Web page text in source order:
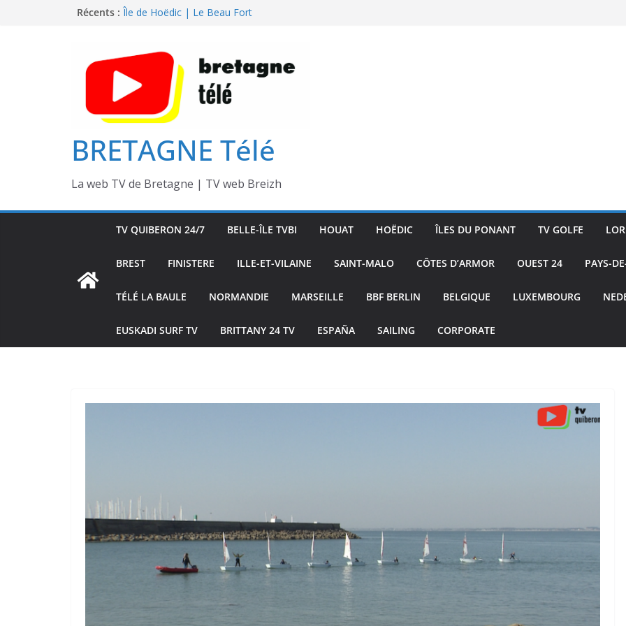
Récents : Île de Hoëdic | Dimanche le Jour du Zodiac
Île de Hoëdic | Le Sémaphore ouvert au Public
Île de Hoëdic | Sensations Fortes en Open Skiff
BRETAGNE Télé
La web TV de Bretagne | TV web Breizh
TV QUIBERON 24/7 BELLE-ÎLE TVBI HOUAT HOËDIC ÎLES DU PONANT TV GOLFE
BREST FINISTERE ILLE-ET-VILAINE SAINT-MALO CÔTES D’ARMOR OUEST 24 PAYS-
TÉLÉ LA BAULE NORMANDIE MARSEILLE BBF BERLIN BELGIQUE LUXEMBOURG
EUSKADI SURF TV BRITTANY 24 TV ESPAÑA SAILING CORPORATE
Île de Hoëdic | Le